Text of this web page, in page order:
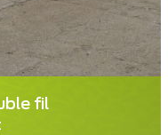
fil